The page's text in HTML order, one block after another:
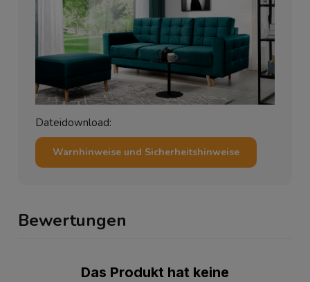
Dateidownload:
Warnhinweise und Sicherheitshinweise
Bewertungen
Das Produkt hat keine